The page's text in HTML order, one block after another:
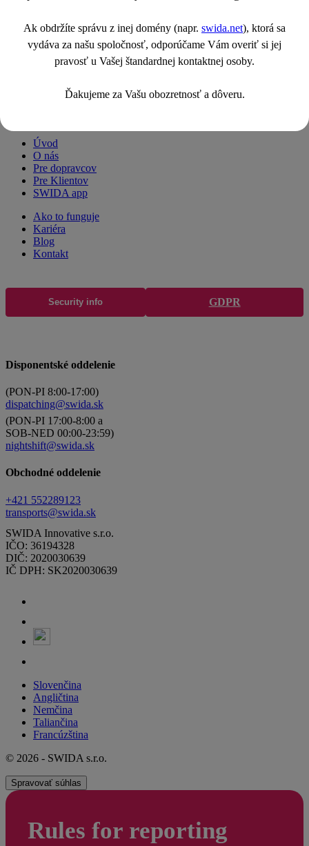
Ak obdržíte správu z inej domény (napr. swida.net), ktorá sa
vydáva za našu spoločnosť, odporúčame Vám overiť si jej
pravosť u Vašej štandardnej kontaktnej osoby.
Ďakujeme za Vašu obozretnosť a dôveru.
Ostaňme v spojení
Buďte v kontakte s najnovšími tipmi a trendmi z expresnej dopravy
a tým najlepším od nás.
Úvod
O nás
Pre dopravcov
Pre Klientov
SWIDA app
Ako to funguje
Kariéra
Blog
Kontakt
Security info GDPR
Disponentské oddelenie
(PON-PI 8:00-17:00)
dispatching@swida.sk
(PON-PI 17:00-8:00 a
SOB-NED 00:00-23:59)
nightshift@swida.sk
Obchodné oddelenie
+421 552289123
transports@swida.sk
SWIDA Innovative s.r.o.
IČO: 36194328
DIČ: 2020030639
IČ DPH: SK2020030639
Slovenčina
Angličtina
Nemčina
Taliančina
Francúzština
© 2026 - SWIDA s.r.o.
Spravovať súhlas
Rules for reporting